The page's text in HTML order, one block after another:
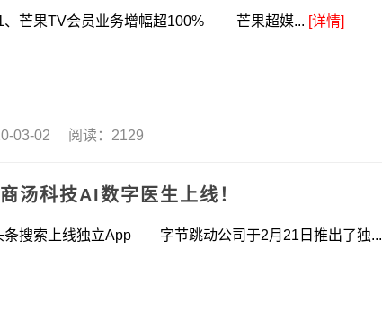
会员业务增幅超100% 芒果超媒... [详情]
03-02 阅读：2129
汤科技AI数字医生上线！
索上线独立App 字节跳动公司于2月21日推出了独...